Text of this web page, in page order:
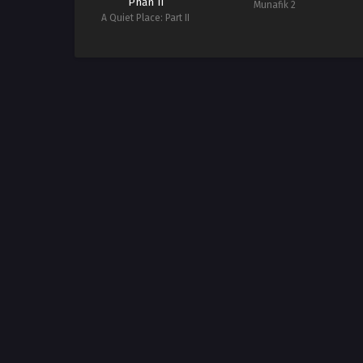
A Quiet Place: Part II
Munafik 2